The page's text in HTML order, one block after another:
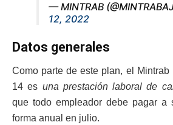
— MINTRAB
12, 2022
Datos generales
Como parte de este plan, el
14 es una prestación laboral de
que todo empleador debe pagar a
forma anual en julio.